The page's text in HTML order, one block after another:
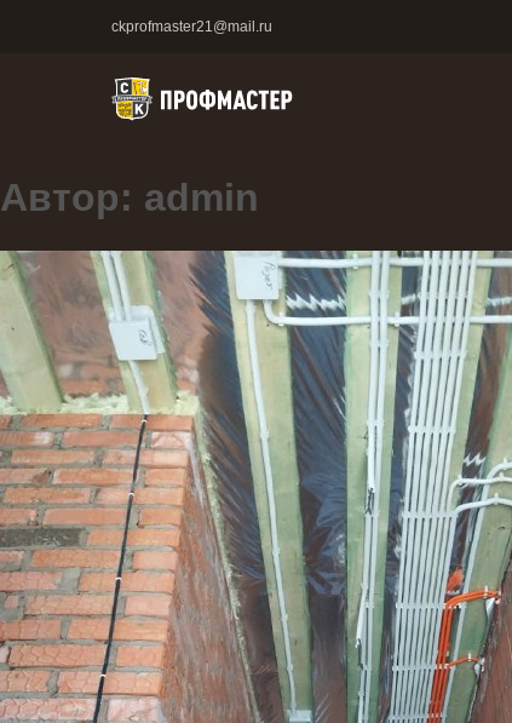
ckprofmaster21@mail.ru
Автор: admin